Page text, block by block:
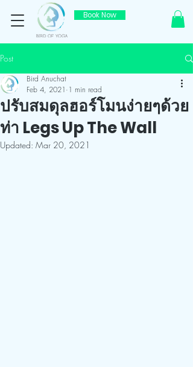
Book Now
Post
ปรับสมดุลฮอร์โมนง่ายๆด้วย
ท่า Legs Up The Wall
Bird Anuchat
Feb 4, 2021 1 min read
Updated: Mar 20, 2021